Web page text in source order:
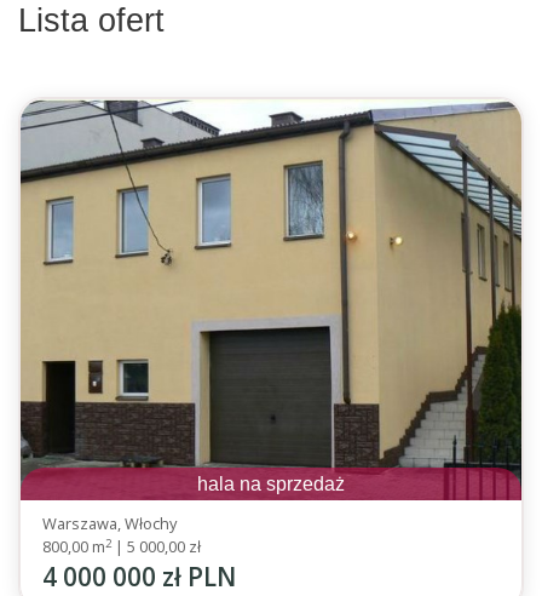
Lista ofert
hala na sprzedaż
Warszawa, Włochy
800,00 m2 | 5 000,00 zł
4 000 000 zł PLN